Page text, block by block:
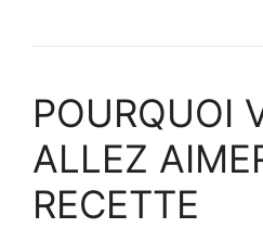
POURQUOI
ALLEZ
RECETTE